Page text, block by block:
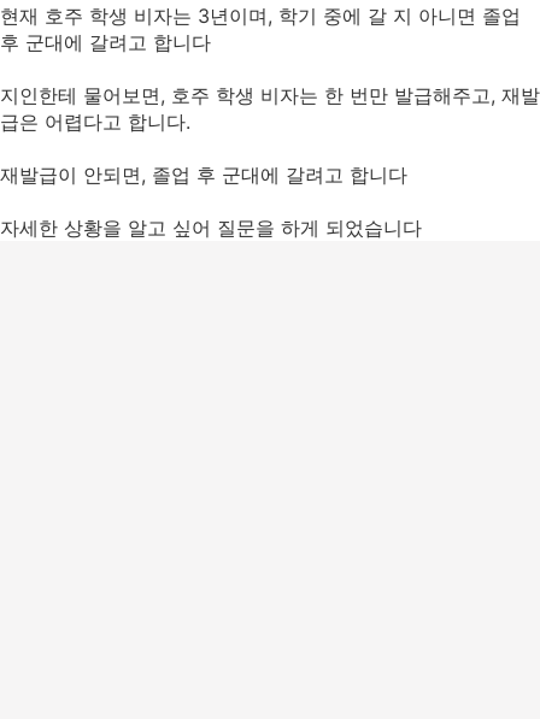
현재 호주 학생 비자는 3년이며, 학기 중에 갈 지 아니면 졸업
후 군대에 갈려고 합니다
지인한테 물어보면, 호주 학생 비자는 한 번만 발급해주고, 재발
급은 어렵다고 합니다.
재발급이 안되면, 졸업 후 군대에 갈려고 합니다
자세한 상황을 알고 싶어 질문을 하게 되었습니다